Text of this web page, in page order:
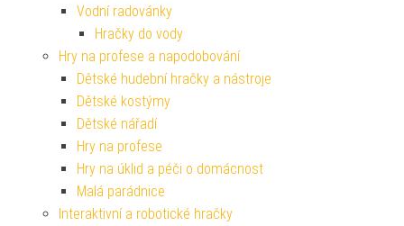
Vodní radovánky
Hračky do vody
Hry na profese a napodobování
Dětské hudební hračky a nástroje
Dětské kostýmy
Dětské nářadí
Hry na profese
Hry na úklid a péči o domácnost
Malá parádnice
Interaktivní a robotické hračky